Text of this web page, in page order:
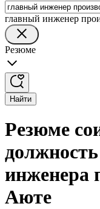
главный инженер
Резюме
Найти
Резюме
инженера
Аюте